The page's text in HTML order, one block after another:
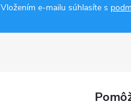
Vložením e-mailu súhlasíte s